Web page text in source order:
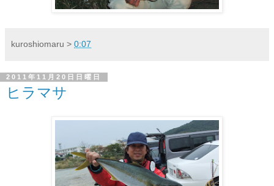
kuroshiomaru > 0:07
2011年11月20日日曜日
ヒラマサ